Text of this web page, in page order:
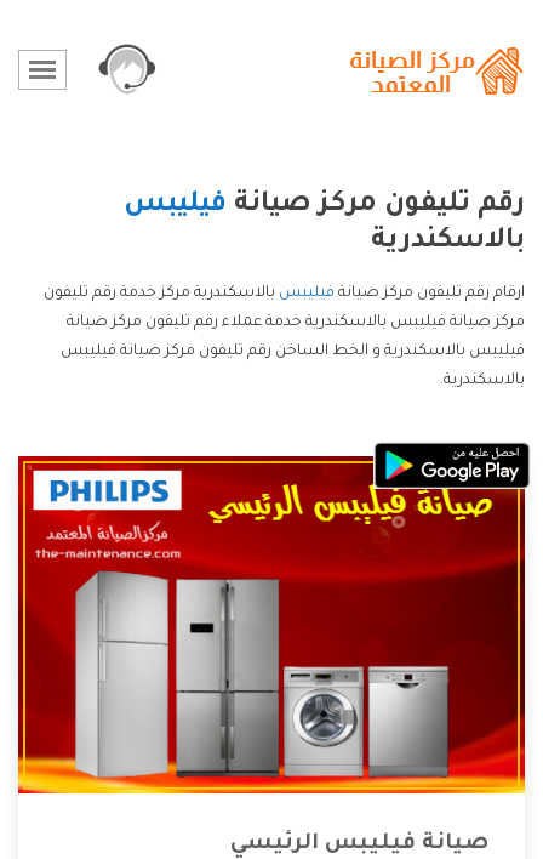
رقم تليفون مركز صيانة فيليبس
بالاسكندرية
ارقام رقم تليفون مركز صيانة فيليبس بالاسكندرية مركز خدمة رقم تليفون
مركز صيانة فيليبس بالاسكندرية خدمة عملاء رقم تليفون مركز صيانة
فيليبس بالاسكندرية و الخط الساخن رقم تليفون مركز صيانة فيليبس
بالاسكندرية.
صيانة فيليبس الرئيسي